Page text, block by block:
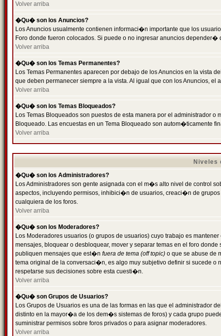
Volver arriba
�Qu� son los Anuncios?
Los Anuncios usualmente contienen informaci�n importante que los
Foro donde fueron colocados. Si puede o no ingresar anuncios
Volver arriba
�Qu� son los Temas Permanentes?
Los Temas Permanentes aparecen por debajo de los Anuncios en la
que deben permanecer siempre a la vista. Al igual que con los Anuncios,
Volver arriba
�Qu� son los Temas Bloqueados?
Los Temas Bloqueados son puestos de esta manera por el administrador
Bloqueado. Las encuestas en un Tema Bloqueado son autom�ticamente
Volver arriba
Niveles
�Qu� son los Administradores?
Los Administradores son gente asignada con el m�s alto nivel de control
aspectos, incluyendo permisos, inhibici�n de usuarios, creaci�n de
cualquiera de los foros.
Volver arriba
�Qu� son los Moderadores?
Los Moderadores usuarios (o grupos de usuarios) cuyo trabajo es
mensajes, bloquear o desbloquear, mover y separar temas en el foro
publiquen mensajes que est�n fuera de tema (off topic) o que se abuse de
tema original de la conversaci�n, es algo muy subjetivo definir si sucede
respetarse sus decisiones sobre esta cuesti�n.
Volver arriba
�Qu� son Grupos de Usuarios?
Los Grupos de Usuarios es una de las formas en las que el administrador
distinto en la mayor�a de los dem�s sistemas de foros) y cada grupo
suministrar permisos sobre foros privados o para asignar moderadores.
Volver arriba